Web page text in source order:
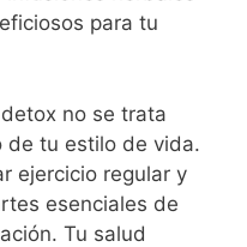
para tu
no se trata
de tu estilo de vida.
ejercicio regular y
esenciales de
Tu salud